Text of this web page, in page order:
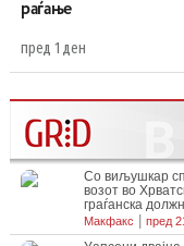
раѓање
пред 1 ден